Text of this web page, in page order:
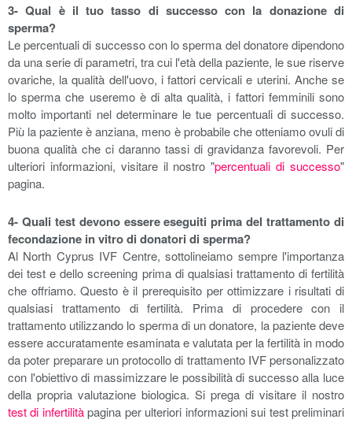
3- Qual è il tuo tasso di successo con la donazione di
sperma?
Le percentuali di successo con lo sperma del donatore dipendono
da una serie di parametri, tra cui l'età della paziente, le sue riserve
ovariche, la qualità dell'uovo, i fattori cervicali e uterini. Anche se
lo sperma che useremo è di alta qualità, i fattori femminili sono
molto importanti nel determinare le tue percentuali di successo.
Più la paziente è anziana, meno è probabile che otteniamo ovuli di
buona qualità che ci daranno tassi di gravidanza favorevoli. Per
ulteriori informazioni, visitare il nostro "percentuali di successo"
pagina.
4- Quali test devono essere eseguiti prima del trattamento di
fecondazione in vitro di donatori di sperma?
Al North Cyprus IVF Centre, sottolineiamo sempre l'importanza
dei test e dello screening prima di qualsiasi trattamento di fertilità
che offriamo. Questo è il prerequisito per ottimizzare i risultati di
qualsiasi trattamento di fertilità. Prima di procedere con il
trattamento utilizzando lo sperma di un donatore, la paziente deve
essere accuratamente esaminata e valutata per la fertilità in modo
da poter preparare un protocollo di trattamento IVF personalizzato
con l'obiettivo di massimizzare le possibilità di successo alla luce
della propria valutazione biologica. Si prega di visitare il nostro
test di infertilitàpagina per ulteriori informazioni sui test preliminari